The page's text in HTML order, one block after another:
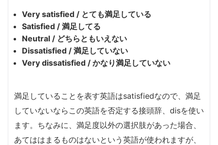
Very satisfied / とても満足している
Satisfied / 満足してる
Neutral / どちらともいえない
Dissatisfied / 満足していない
Very dissatisfied / かなり満足していない
満足していることを表す英語はsatisfiedなので、満足
していないならこの英語を否定する接頭辞、disを使い
ます。ちなみに、満足度以外の選択肢があった場合、
あてははまるものはないという英語が使われますが、